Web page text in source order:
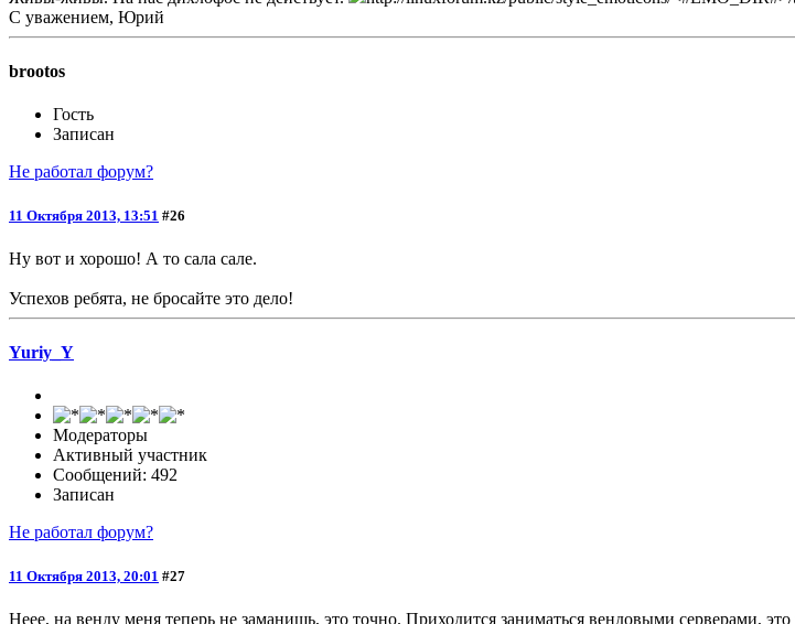
С уважением, Юрий
brootos
Гость
Записан
Не работал форум?
11 Октября 2013, 13:51 #26
Ну вот и хорошо! А то сала сале.
Успехов ребята, не бросайте это дело!
Yuriy_Y
Модераторы
Активный участник
Сообщений: 492
Записан
Не работал форум?
11 Октября 2013, 20:01 #27
Неее, на венду меня теперь не заманишь, это точно. Приходится заниматься вендовыми серверами,